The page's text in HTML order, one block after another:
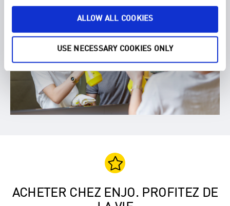
ALLOW ALL COOKIES
USE NECESSARY COOKIES ONLY
ACHETER CHEZ ENJO. PROFITEZ DE